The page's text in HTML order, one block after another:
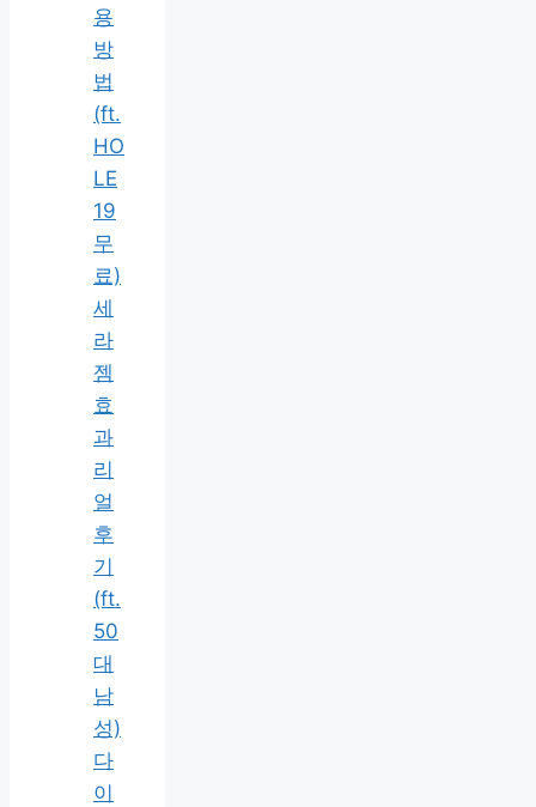
용
방
법
(ft.
HO
LE
19
무
료)
세
라
젬
효
과
리
얼
후
기
(ft.
50
대
남
성)
다
이